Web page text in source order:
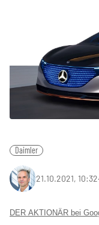
Daimler
21.10.2021, 10:32‧
DER AKTIONÄR bei